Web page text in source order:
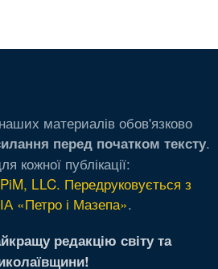
материалів обов'язково
перед початком тексту.
кожної публікації:
LLC. Передруковується з
«Петро і Мазепа».
редакцію світу та